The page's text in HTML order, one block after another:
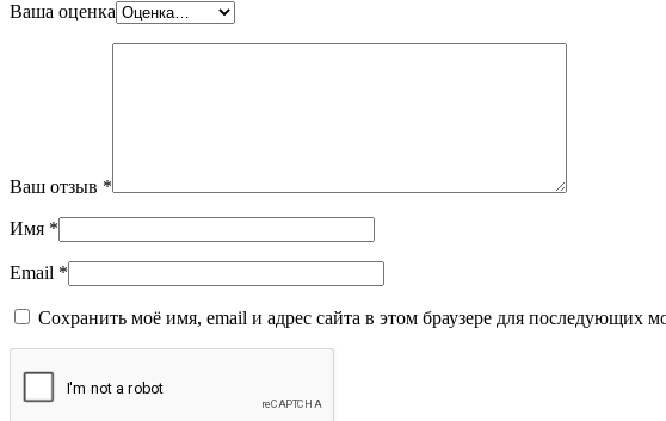
Ваша оценка
Ваш отзыв *
Имя *
Email *
Сохранить моё имя, email и адрес сайта в этом браузере для последующих